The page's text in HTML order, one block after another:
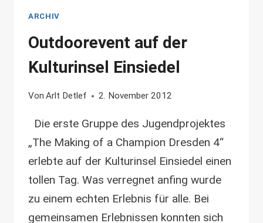
GROSSRÖHRSDORFER J
UGENDGRUPPEN
ARCHIV
Outdoorevent auf der
Kulturinsel Einsiedel
Von Arlt Detlef 2. November 2012
Die erste Gruppe des Jugendprojektes
„The Making of a Champion Dresden 4“
erlebte auf der Kulturinsel Einsiedel einen
tollen Tag. Was verregnet anfing wurde
zu einem echten Erlebnis für alle. Bei
gemeinsamen Erlebnissen konnten sich